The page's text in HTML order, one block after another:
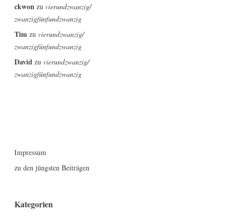
ckwon zu vierundzwanzig/
zwanzigfünfundzwanzig
Tim zu vierundzwanzig/
zwanzigfünfundzwanzig
David zu vierundzwanzig/
zwanzigfünfundzwanzig
Impressum
zu den jüngsten Beiträgen
Kategorien